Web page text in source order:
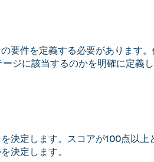
要件を定義する必要があります
ジに該当するのかを明確に定義し
決定します。スコアが100点以
決定します。